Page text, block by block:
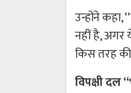
उन्होंने
नहीं है, अगर
किस तरह की
विपक्षी दल